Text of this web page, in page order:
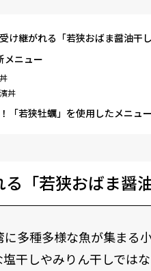
け継がれる「若狭おばま醤油干
メニュー
丼
「若狭牡蠣」を使用したメニュ
「若狭おばま醤
多種多様な魚が集まる
干しやみりん干しでは